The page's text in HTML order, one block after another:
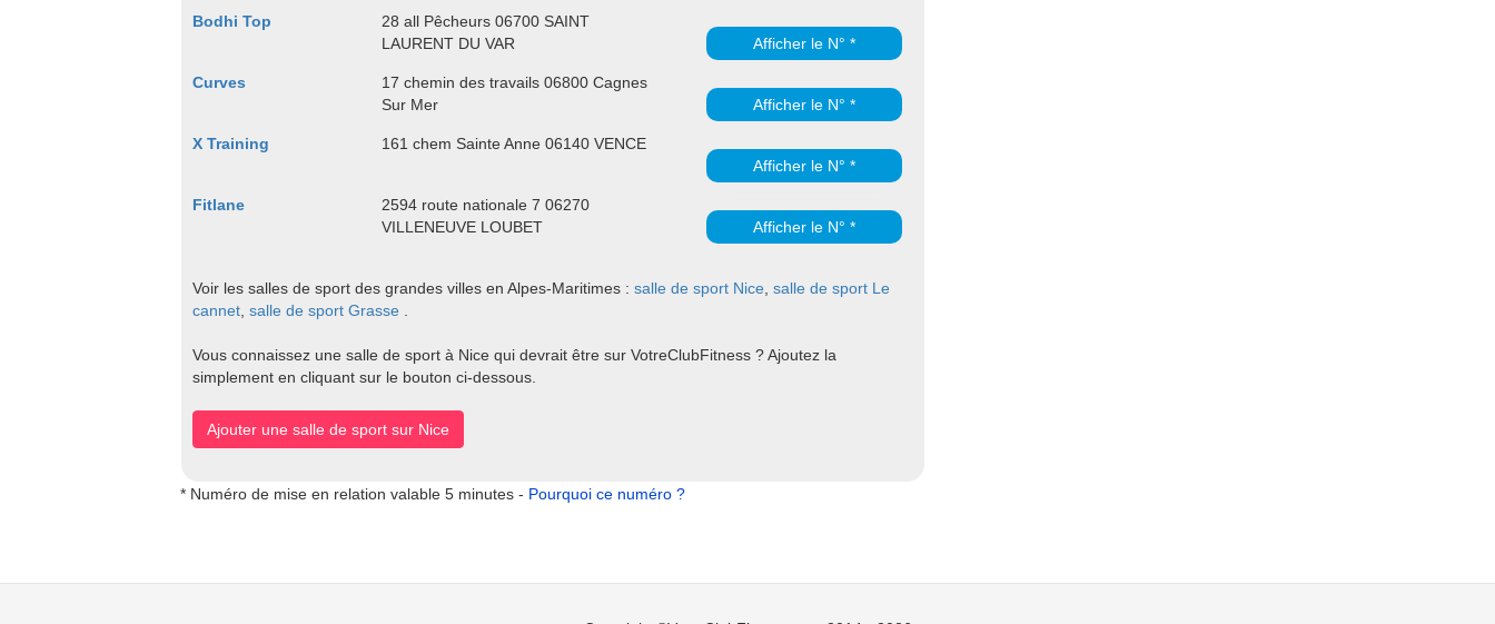
Bodhi Top
28 all Pêcheurs 06700 SAINT
LAURENT DU VAR
Afficher le N° *
Curves
17 chemin des travails 06800 Cagnes
Sur Mer
Afficher le N° *
X Training
161 chem Sainte Anne 06140 VENCE
Afficher le N° *
Fitlane
2594 route nationale 7 06270
VILLENEUVE LOUBET
Afficher le N° *
Voir les salles de sport des grandes villes en Alpes-Maritimes : salle de sport Nice salle de sport Le
cannet salle de sport Grasse
Vous connaissez une salle de sport à Nice qui devrait être sur VotreClubFitness ? Ajoutez la
simplement en cliquant sur le bouton ci-dessous.
Ajouter une salle de sport sur Nice
* Numéro de mise en relation valable 5 minutes - Pourquoi ce numéro ?